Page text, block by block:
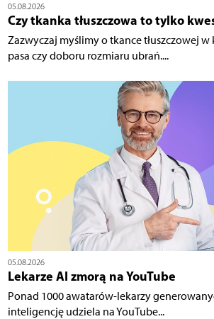
05.08.2026
Czy tkanka tłuszczowa to tylko
Zazwyczaj myślimy o tkance tłuszczowej
pasa czy doboru rozmiaru ubrań....
05.08.2026
Lekarze AI zmorą na YouTube
Ponad 1000 awatarów-lekarzy
inteligencję udziela na YouTube...